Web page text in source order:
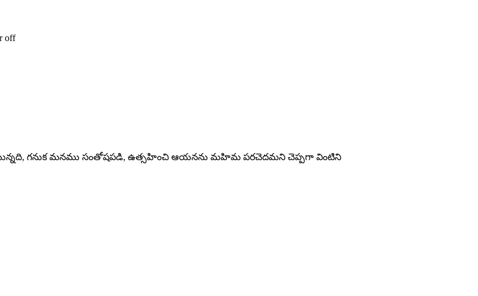
off
గనుక మనము సంతోషపడి, ఉత్సహించి ఆయనను మహిమ పరచెదమని చెప్పగా వింటిని